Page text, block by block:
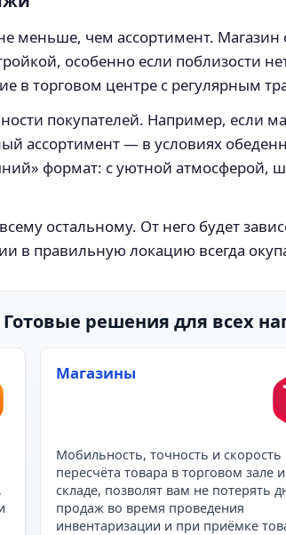
меньше, чем ассортимент.
особенно если поблизости
в торговом центре с регулярным
покупателей. Например, если
ассортимент — в условиях
формат: с уютной атмосферой,
остальному. От него будет
в правильную локацию всегда
Готовые решения для всех
Магазины
Мобильность, точность и скорость
пересчёта товара в торговом зале
складе, позволят вам не потерять
продаж во время проведения
инвентаризации и при приёмке